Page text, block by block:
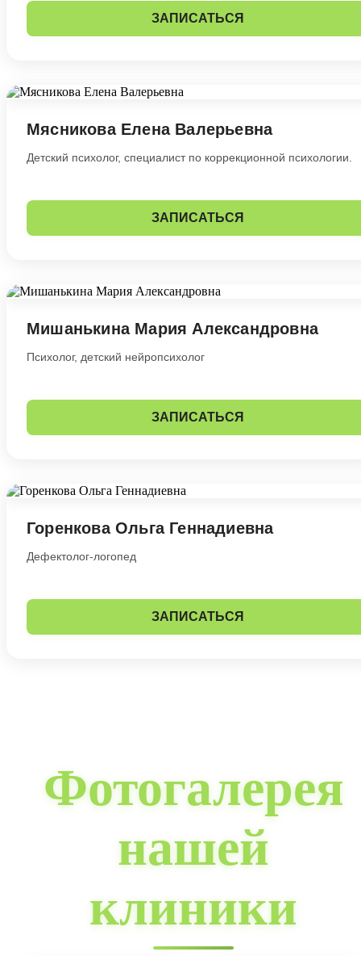
ЗАПИСАТЬСЯ
Мясникова Елена Валерьевна
Детский психолог, специалист по коррекционной психологии.
ЗАПИСАТЬСЯ
Мишанькина Мария Александровна
Психолог, детский нейропсихолог
ЗАПИСАТЬСЯ
Горенкова Ольга Геннадиевна
Дефектолог-логопед
ЗАПИСАТЬСЯ
Фотогалерея
нашей
клиники